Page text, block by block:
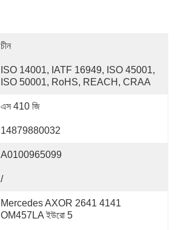
চীন
ISO 14001, IATF 16949, ISO 45001,
ISO 50001, RoHS, REACH, CRAA
এস 410 জি
14879880032
A0100965099
/
Mercedes AXOR 2641 4141
OM457LA ইউরো 5